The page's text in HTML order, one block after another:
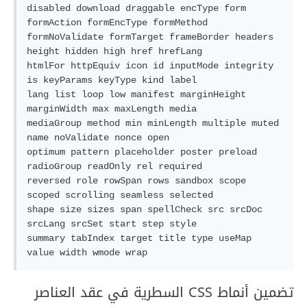
disabled download draggable encType form
formAction formEncType formMethod
formNoValidate formTarget frameBorder headers
height hidden high href hrefLang
htmlFor httpEquiv icon id inputMode integrity
is keyParams keyType kind label
lang list loop low manifest marginHeight
marginWidth max maxLength media
mediaGroup method min minLength multiple muted
name noValidate nonce open
optimum pattern placeholder poster preload
radioGroup readOnly rel required
reversed role rowSpan rows sandbox scope
scoped scrolling seamless selected
shape size sizes span spellCheck src srcDoc
srcLang srcSet start step style
summary tabIndex target title type useMap
تضمين أنماط CSS السطرية في عقد العناصر